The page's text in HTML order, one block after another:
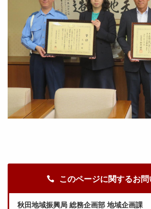
このページに関するお
秋田地域振興局 総務企画部 地域企画課